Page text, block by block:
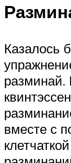
Казалось
разминай.
вместе с